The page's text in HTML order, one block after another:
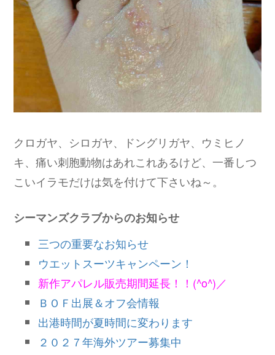
クロガヤ、シロガヤ、ドングリガヤ、ウミヒノ
キ、痛い刺胞動物はあれこれあるけど、一番しつ
こいイラモだけは気を付けて下さいね～。
シーマンズクラブからのお知らせ
三つの重要なお知らせ
ウエットスーツキャンペーン！
新作アパレル販売期間延長！！(^o^)／
ＢＯＦ出展＆オフ会情報
出港時間が夏時間に変わります
２０２７年海外ツアー募集中